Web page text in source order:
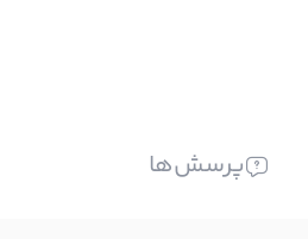
پرسش‌ها